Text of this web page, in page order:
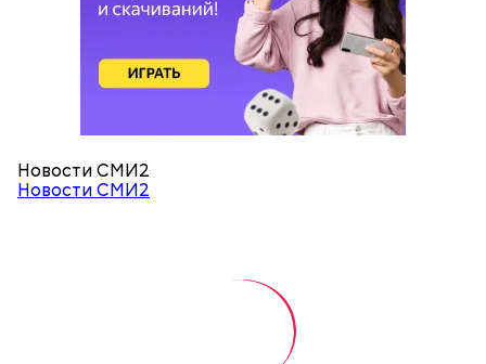
Новости СМИ2
Новости СМИ2